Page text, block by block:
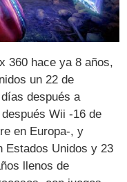
360 hace ya 8 años,
un 22 de
después a
Wii -16 de
en Europa-, y
Estados Unidos y 23
llenos de